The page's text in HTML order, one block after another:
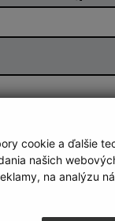
cookie a ďalšie
našich
na analýzu